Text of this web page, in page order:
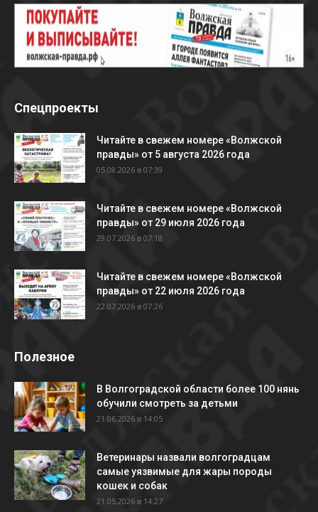
Спецпроекты
Читайте в свежем номере «Волжской
правды» от 5 августа 2026 года
05.08.2026 в 07:39
Читайте в свежем номере «Волжской
правды» от 29 июля 2026 года
29.07.2026 в 07:18
Читайте в свежем номере «Волжской
правды» от 22 июля 2026 года
22.07.2026 в 07:26
Полезное
В Волгоградской области более 100 нянь
обучили смотреть за детьми
21.06.2026 в 14:05
Ветеринары назвали волгоградцам
самые уязвимые для жары породы
кошек и собак
21.05.2026 в 14:27